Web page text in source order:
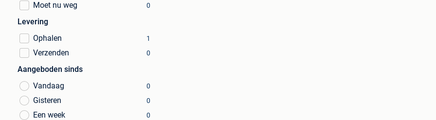
Moet nu weg
0
Levering
Ophalen
1
Verzenden 0
Aangeboden sinds
Vandaag
0
Gisteren 0
Een week 0